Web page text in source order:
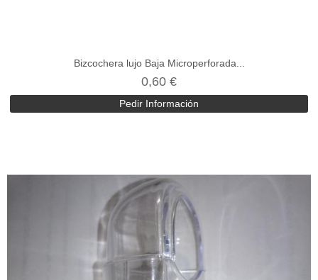
Bizcochera lujo Baja Microperforada...
0,60 €
Pedir Información